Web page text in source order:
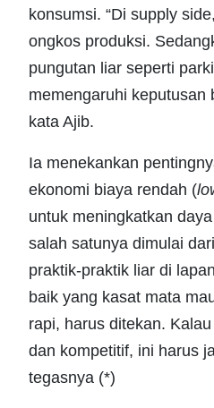
konsumsi. “Di supply
ongkos produksi.
pungutan liar seperti
memengaruhi keputusan
kata Ajib.
Ia menekankan
ekonomi biaya rendah (
untuk meningkatkan
salah satunya dimulai
praktik-praktik liar di
baik yang kasat mata
rapi, harus ditekan.
dan kompetitif, ini harus
tegasnya (*)